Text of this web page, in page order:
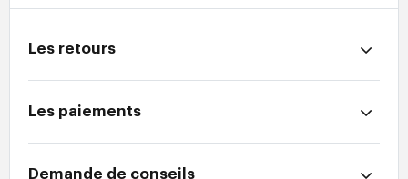
Les retours
Les paiements
Demande de conseils